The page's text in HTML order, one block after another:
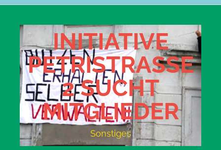
INITIATIVE
PETRISTRASSE 2
SUCHT M
ITGLIEDER
Sonstiges